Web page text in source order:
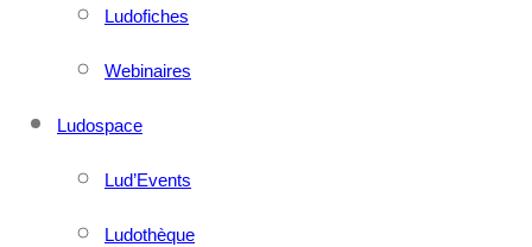
Ludofiches
Webinaires
Ludospace
Lud’Events
Ludothèque